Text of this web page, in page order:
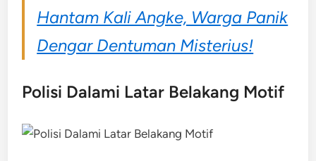
Hantam Kali Angke, Warga Panik
Dengar Dentuman Misterius!
Polisi Dalami Latar Belakang Motif